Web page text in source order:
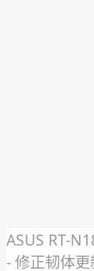
ASUS RT-
- 修正韧体